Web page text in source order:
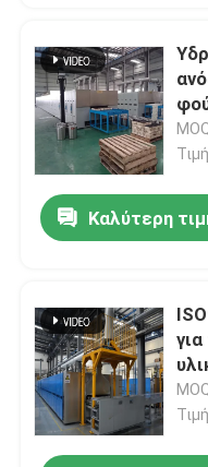
Καλύτερη